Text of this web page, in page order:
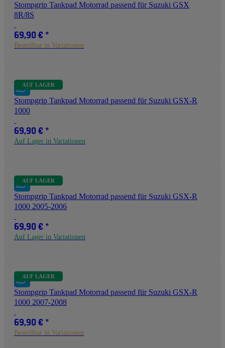
Stompgrip Tankpad Motorrad passend für Suzuki GSX
8R/8S
69,90 € *
Bestellbar in Variationen
AUF LAGER
Stompgrip Tankpad Motorrad passend für Suzuki GSX-R
1000
69,90 € *
Auf Lager in Variationen
AUF LAGER
Stompgrip Tankpad Motorrad passend für Suzuki GSX-R
1000 2005-2006
69,90 € *
Auf Lager in Variationen
AUF LAGER
Stompgrip Tankpad Motorrad passend für Suzuki GSX-R
1000 2007-2008
69,90 € *
Bestellbar in Variationen